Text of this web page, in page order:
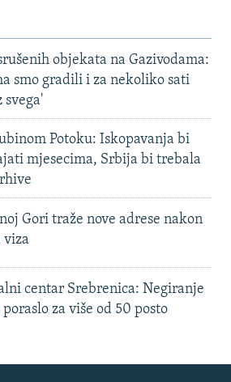
objekata na Gazivodama:
smo gradili i za nekoliko sati
svega'
Potoku: Iskopavanja bi
mjesecima, Srbija bi trebala
Gori traže nove adrese nakon
viza
centar Srebrenica: Negiranje
za više od 50 posto